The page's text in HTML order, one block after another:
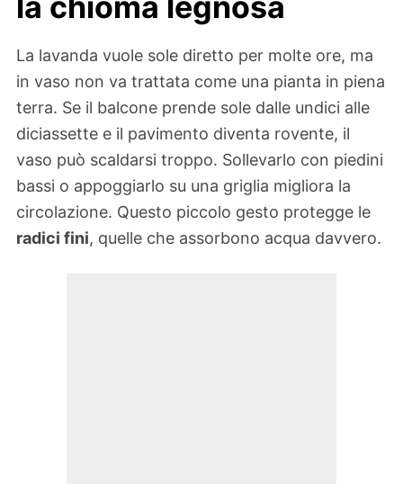
La lavanda vuole sole diretto per molte ore, ma
in vaso non va trattata come una pianta in piena
terra. Se il balcone prende sole dalle undici alle
diciassette e il pavimento diventa rovente, il
vaso può scaldarsi troppo. Sollevarlo con piedini
bassi o appoggiarlo su una griglia migliora la
circolazione. Questo piccolo gesto protegge le
radici fini, quelle che assorbono acqua davvero.